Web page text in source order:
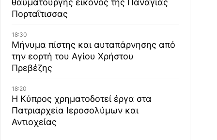
θαυματουργής εικόνος της Παναγίας
Πορταΐτισσας
18:30
Μήνυμα πίστης και αυταπάρνησης από
την εορτή του Αγίου Χρήστου
Πρεβέζης
18:20
Η Κύπρος χρηματοδοτεί έργα στα
Πατριαρχεία Ιεροσολύμων και
Αντιοχείας